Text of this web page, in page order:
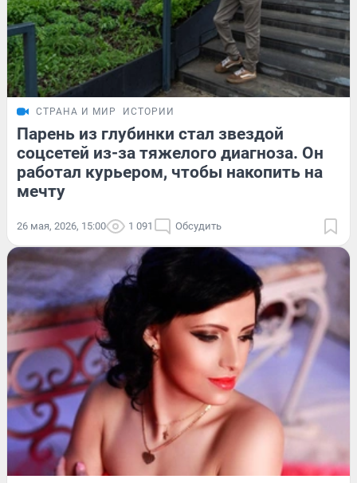
СТРАНА И МИР ИСТОРИИ
Парень из глубинки стал звездой
соцсетей из-за тяжелого диагноза. Он
работал курьером, чтобы накопить на
мечту
26 мая, 2026, 15:00 1 091 Обсудить